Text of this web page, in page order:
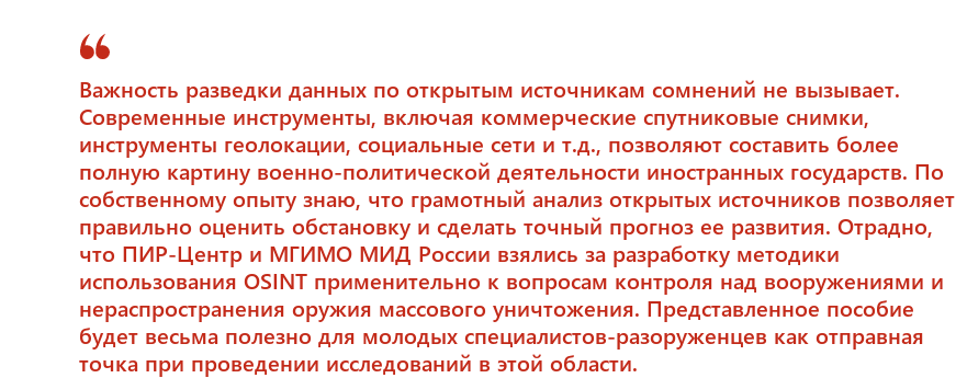
Важность разведки данных по открытым источникам сомнений не вызывает.
Современные инструменты, включая коммерческие спутниковые снимки,
инструменты геолокации, социальные сети и т.д., позволяют составить более
полную картину военно-политической деятельности иностранных государств. По
собственному опыту знаю, что грамотный анализ открытых источников позволяет
правильно оценить обстановку и сделать точный прогноз ее развития. Отрадно,
что ПИР-Центр и МГИМО МИД России взялись за разработку методики
использования OSINT применительно к вопросам контроля над вооружениями и
нераспространения оружия массового уничтожения. Представленное пособие
будет весьма полезно для молодых специалистов-разоруженцев как отправная
точка при проведении исследований в этой области.